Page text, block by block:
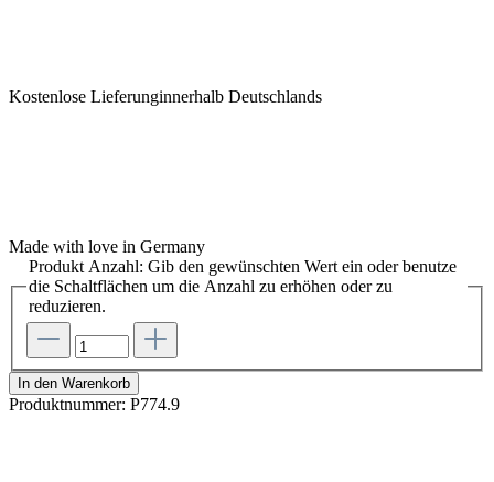
Kostenlose Lieferunginnerhalb Deutschlands
Made with love in Germany
Produkt Anzahl: Gib den gewünschten Wert ein oder benutze
die Schaltflächen um die Anzahl zu erhöhen oder zu
reduzieren.
In den Warenkorb
Produktnummer: P774.9